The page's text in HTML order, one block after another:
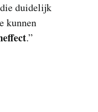
duidelijk
kunnen
.”